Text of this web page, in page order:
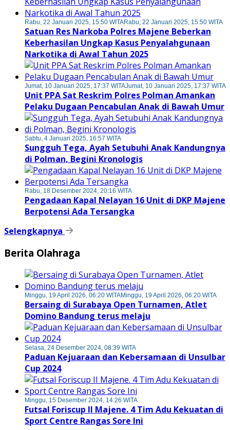
Rabu, 22 Januari 2025, 15:50 WITARabu, 22 Januari 2025, 15:50 WITA
Satuan Res Narkoba Polres Majene Beberkan
Keberhasilan Ungkap Kasus Penyalahgunaan
Narkotika di Awal Tahun 2025
Jumat, 10 Januari 2025, 17:37 WITAJumat, 10 Januari 2025, 17:37 WITA
Unit PPA Sat Reskrim Polres Polman Amankan
Pelaku Dugaan Pencabulan Anak di Bawah Umur
Sabtu, 4 Januari 2025, 16:57 WITA
Sungguh Tega, Ayah Setubuhi Anak Kandungnya
di Polman, Begini Kronologis
Rabu, 18 Desember 2024, 20:16 WITA
Pengadaan Kapal Nelayan 16 Unit di DKP Majene
Berpotensi Ada Tersangka
Selengkapnya
Berita Olahraga
Minggu, 19 April 2026, 06:20 WITAMinggu, 19 April 2026, 06:20 WITA
Bersaing di Surabaya Open Turnamen, Atlet
Domino Bandung terus melaju
Selasa, 24 Desember 2024, 08:39 WITA
Paduan Kejuaraan dan Kebersamaan di Unsulbar
Cup 2024
Minggu, 15 Desember 2024, 14:26 WITA
Futsal Foriscup II Majene. 4 Tim Adu Kekuatan di
Sport Centre Rangas Sore Ini